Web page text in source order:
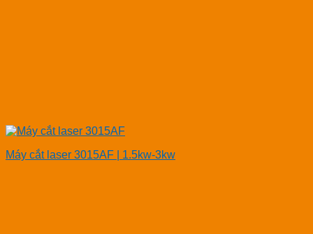
Máy cắt laser 3015AF | 1.5kw-3kw